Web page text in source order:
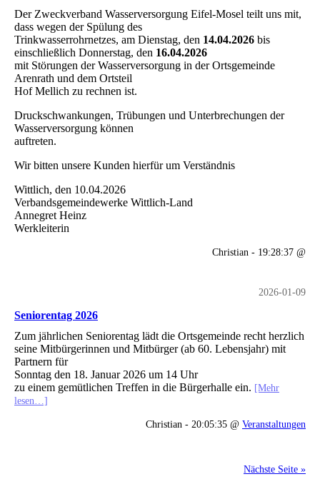
Der Zweckverband Wasserversorgung Eifel-Mosel teilt uns mit,
dass wegen der Spülung des
Trinkwasserrohrnetzes, am Dienstag, den 14.04.2026 bis
einschließlich Donnerstag, den 16.04.2026
mit Störungen der Wasserversorgung in der Ortsgemeinde
Arenrath und dem Ortsteil
Hof Mellich zu rechnen ist.
Druckschwankungen, Trübungen und Unterbrechungen der
Wasserversorgung können
auftreten.
Wir bitten unsere Kunden hierfür um Verständnis
Wittlich, den 10.04.2026
Verbandsgemeindewerke Wittlich-Land
Annegret Heinz
Werkleiterin
Christian - 19:28:37 @
2026-01-09
Seniorentag 2026
Zum jährlichen Seniorentag lädt die Ortsgemeinde recht herzlich
seine Mitbürgerinnen und Mitbürger (ab 60. Lebensjahr) mit
Partnern für
Sonntag den 18. Januar 2026 um 14 Uhr
zu einem gemütlichen Treffen in die Bürgerhalle ein. [Mehr
lesen…]
Christian - 20:05:35 @ Veranstaltungen
Nächste Seite »